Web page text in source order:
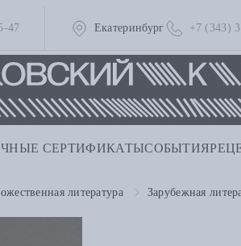
47 Екатеринбург +7 (343)
СЕРТИФИКАТЫСОБЫТИЯ
литература Зарубежная